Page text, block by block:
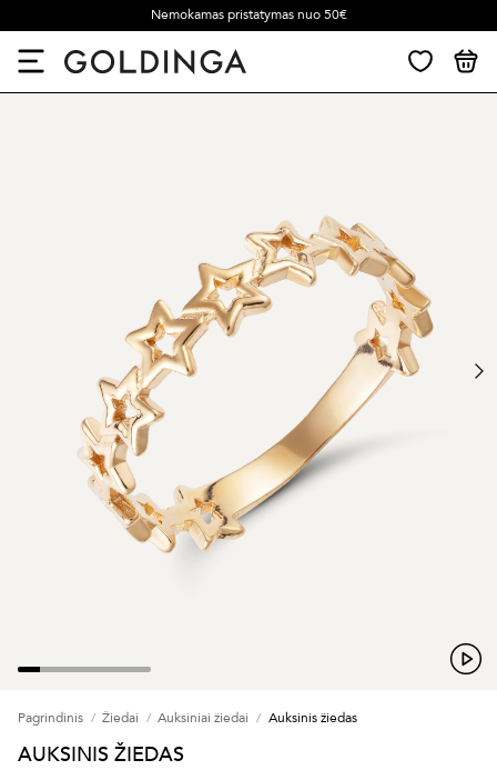
Nemokamas pristatymas nuo 50€
Pagrindinis Žiedai Auksiniai žiedai Auksinis žiedas
AUKSINIS ŽIEDAS